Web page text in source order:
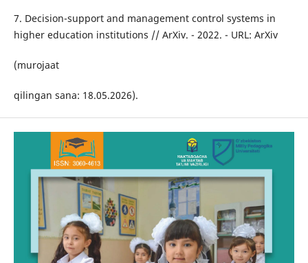
7. Decision-support and management control systems in
higher education institutions // ArXiv. - 2022. - URL: ArXiv
(murojaat
qilingan sana: 18.05.2026).